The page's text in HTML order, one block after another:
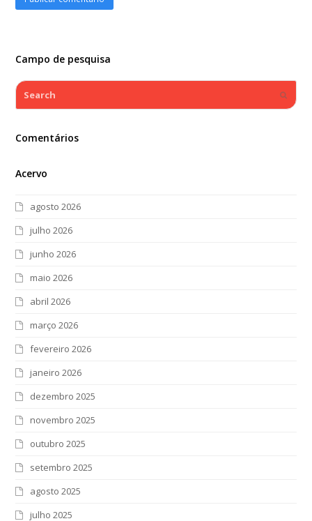
Campo de pesquisa
Search
Comentários
Acervo
agosto 2026
julho 2026
junho 2026
maio 2026
abril 2026
março 2026
fevereiro 2026
janeiro 2026
dezembro 2025
novembro 2025
outubro 2025
setembro 2025
agosto 2025
julho 2025